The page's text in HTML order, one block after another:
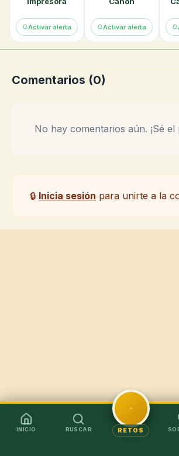
Activar alerta Activar alerta
Comentarios (0)
No hay comentarios aún. ¡Sé el
🔒 Inicia sesión para unirte a la
INICIO BUSCAR RETOS